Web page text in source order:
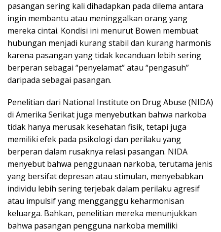
pasangan sering kali dihadapkan pada dilema antara
ingin membantu atau meninggalkan orang yang
mereka cintai. Kondisi ini menurut Bowen membuat
hubungan menjadi kurang stabil dan kurang harmonis
karena pasangan yang tidak kecanduan lebih sering
berperan sebagai “penyelamat” atau “pengasuh”
daripada sebagai pasangan.
Penelitian dari National Institute on Drug Abuse (NIDA)
di Amerika Serikat juga menyebutkan bahwa narkoba
tidak hanya merusak kesehatan fisik, tetapi juga
memiliki efek pada psikologi dan perilaku yang
berperan dalam rusaknya relasi pasangan. NIDA
menyebut bahwa penggunaan narkoba, terutama jenis
yang bersifat depresan atau stimulan, menyebabkan
individu lebih sering terjebak dalam perilaku agresif
atau impulsif yang mengganggu keharmonisan
keluarga. Bahkan, penelitian mereka menunjukkan
bahwa pasangan pengguna narkoba memiliki